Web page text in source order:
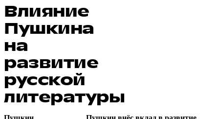
Влияние
Пушкина
на
развитие
русской
литературы